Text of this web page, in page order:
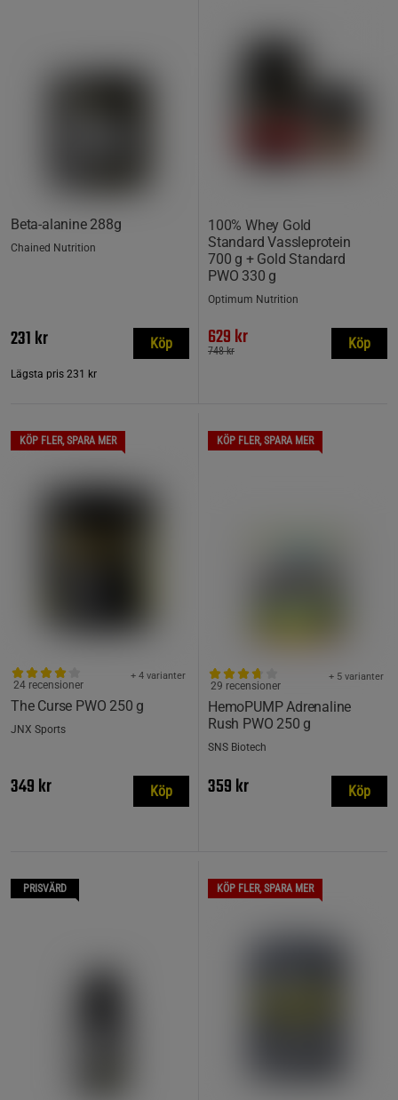
Beta-alanine 288g
Chained Nutrition
231 kr
Lägsta pris 231 kr
Köp
100% Whey Gold
Standard Vassleprotein
700 g + Gold Standard
PWO 330 g
Optimum Nutrition
629 kr
748 kr Köp
KÖP FLER, SPARA MER
The Curse PWO 250 g
+ 4 varianter
24 recensioner
JNX Sports
349 kr Köp
KÖP FLER, SPARA MER
HemoPUMP Adrenaline
Rush PWO 250 g
+ 5 varianter
29 recensioner
SNS Biotech
359 kr Köp
PRISVÄRD KÖP FLER, SPARA MER